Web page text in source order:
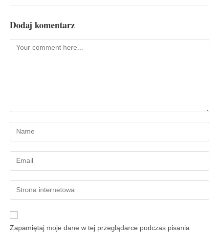
Dodaj komentarz
Zapamiętaj moje dane w tej przeglądarce podczas pisania